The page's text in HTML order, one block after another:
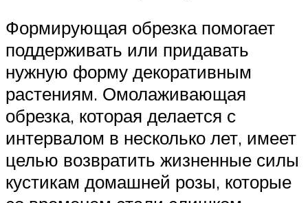
Формирующая обрезка помогает
поддерживать или придавать
нужную форму декоративным
растениям. Омолаживающая
обрезка, которая делается с
интервалом в несколько лет, имеет
целью возвратить жизненные силы
кустикам домашней розы, которые